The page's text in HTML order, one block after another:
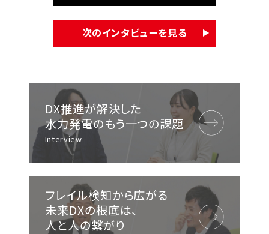
次のインタビューを見る
DX推進が解決した
水力発電のもう一つの課題
Interview
フレイル検知から広がる
未来DXの根底は、
人と人の繋がり